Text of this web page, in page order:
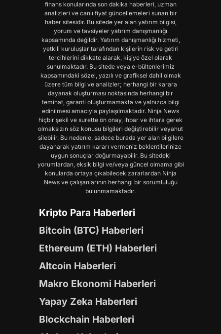
finans konularında son dakika haberleri, uzman
analizleri ve canlı fiyat güncellemeleri sunan bir
haber sitesidir. Bu sitede yer alan yatırım bilgisi,
yorum ve tavsiyeler yatırım danışmanlığı
kapsamında değildir. Yatırım danışmanlığı hizmeti,
yetkili kuruluşlar tarafından kişilerin risk ve getiri
tercihlerini dikkate alarak, kişiye özel olarak
sunulmaktadır. Bu sitede veya e-bültenlerimiz
kapsamındaki sözel, yazılı ve grafiksel dahil olmak
üzere tüm bilgi ve analizler; herhangi bir karara
dayanak oluşturması noktasında herhangi bir
teminat, garanti oluşturmamakta ve yalnızca bilgi
edinilmesi amacıyla paylaşılmaktadır. Ninja News
hiçbir şekil ve surette ön onay, ihbar ve ihtara gerek
olmaksızın söz konusu bilgileri değiştirebilir veyahut
silebilir. Bu nedenle, sadece burada yer alan bilgilere
dayanarak yatırım kararı vermeniz beklentilerinize
uygun sonuçlar doğurmayabilir. Bu sitedeki
yorumlardan, eksik bilgi ve/veya güncel olmama gibi
konularda ortaya çıkabilecek zararlardan Ninja
News ve çalışanlarının herhangi bir sorumluluğu
bulunmamaktadır.
Kripto Para Haberleri
Bitcoin (BTC) Haberleri
Ethereum (ETH) Haberleri
Altcoin Haberleri
Makro Ekonomi Haberleri
Yapay Zeka Haberleri
Blockchain Haberleri